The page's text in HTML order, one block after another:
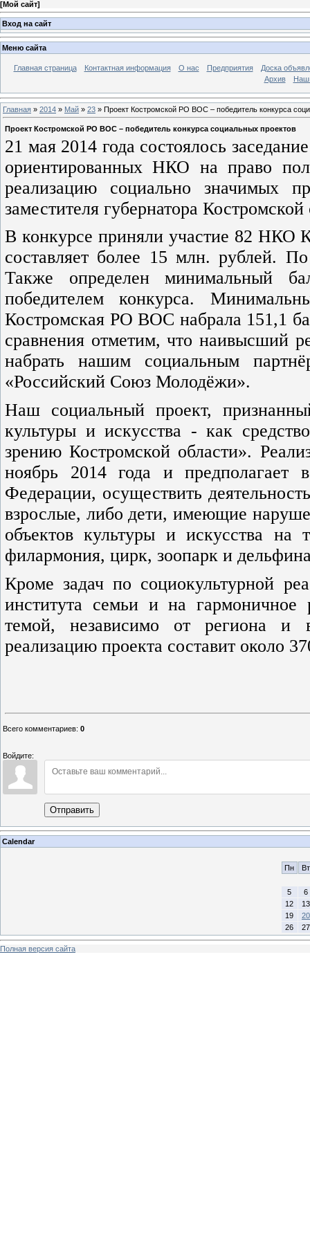
[Мой сайт]
Вход на сайт
Меню сайта
Главная страница Контактная информация О нас Предприятия
Доска
Архив
Главная » 2014 » Май » 23 » Проект Костромской РО ВОС – победитель конкурса
Проект Костромской РО ВОС – победитель конкурса социальных проектов
21 мая 2014 года состоялось
ориентированных НКО на право
реализацию социально значимых
заместителя губернатора
В конкурсе приняли участие 82 НКО
составляет более 15 млн. рублей.
Также определен минимальный
победителем конкурса.
Костромская РО ВОС набрала 151,1
сравнения отметим, что наивысший
набрать нашим социальным
«Российский Союз Молодёжи».
Наш социальный проект,
культуры и искусства - как
зрению Костромской области».
ноябрь 2014 года и предполагает
Федерации, осуществить
взрослые, либо дети, имеющие
объектов культуры и искусства на
филармония, цирк, зоопарк и
Кроме задач по социокультурной
института семьи и на гармоничное
темой, независимо от региона и
реализацию проекта составит около
Всего комментариев: 0
Войдите:
Отправить
Calendar
Пн Вт
5
6
12
13
19
20
26
27
Полная версия сайта